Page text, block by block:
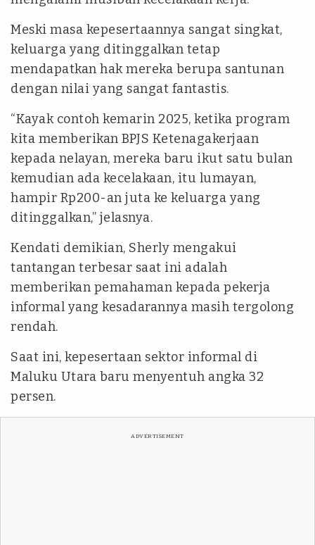
Meski masa kepesertaannya sangat singkat,
keluarga yang ditinggalkan tetap
mendapatkan hak mereka berupa santunan
dengan nilai yang sangat fantastis.
“Kayak contoh kemarin 2025, ketika program
kita memberikan BPJS Ketenagakerjaan
kepada nelayan, mereka baru ikut satu bulan
kemudian ada kecelakaan, itu lumayan,
hampir Rp200-an juta ke keluarga yang
ditinggalkan,” jelasnya.
Kendati demikian, Sherly mengakui
tantangan terbesar saat ini adalah
memberikan pemahaman kepada pekerja
informal yang kesadarannya masih tergolong
rendah.
Saat ini, kepesertaan sektor informal di
Maluku Utara baru menyentuh angka 32
persen.
ADVERTISEMENT